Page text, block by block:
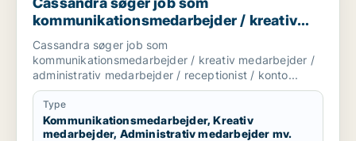
kommunikationsmedarbejder / kreativ
medarbejder / administrativ medarbejder
/ receptionist / kontorassistent
Cassandra søger job som
kommunikationsmedarbejder / kreativ medarbejder /
administrativ medarbejder / receptionist / konto...
Type
Kommunikationsmedarbejder, Kreativ
medarbejder, Administrativ medarbejder mv.